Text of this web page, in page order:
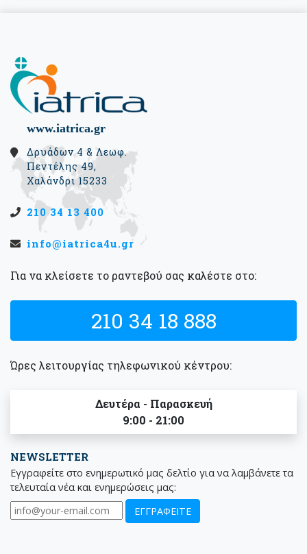
www.iatrica.gr
Δρυάδων 4 & Λεωφ.
Πεντέλης 49,
Χαλάνδρι 15233
210 34 13 400
info@iatrica4u.gr
Για να κλείσετε το ραντεβού σας καλέστε στο:
210 34 18 888
Ώρες λειτουργίας τηλεφωνικού κέντρου:
Δευτέρα - Παρασκευή
9:00 - 21:00
NEWSLETTER
Εγγραφείτε στο ενημερωτικό μας δελτίο για να λαμβάνετε τα
τελευταία νέα και ενημερώσεις μας: